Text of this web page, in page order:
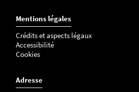
Mentions légales
Crédits et aspects légaux
Accessibilité
Cookies
Adresse